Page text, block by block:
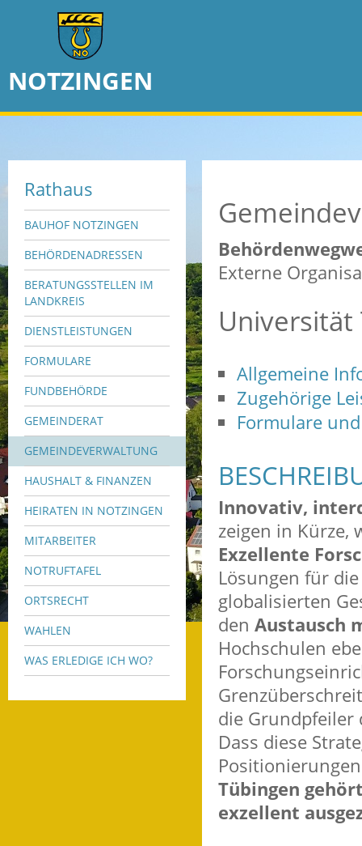
NOTZINGEN
Rathaus
BAUHOF NOTZINGEN
BEHÖRDENADRESSEN
BERATUNGSSTELLEN IM
LANDKREIS
DIENSTLEISTUNGEN
FORMULARE
FUNDBEHÖRDE
GEMEINDERAT
GEMEINDEVERWALTUNG
HAUSHALT & FINANZEN
HEIRATEN IN NOTZINGEN
MITARBEITER
NOTRUFTAFEL
ORTSRECHT
WAHLEN
WAS ERLEDIGE ICH WO?
Externe
Universität
Allgemeine
Zugehörige
Formulare
Innovativ,
zeigen in Kürze,
Exzellente
Lösungen für
globalisierten
den Austausch
Hochschulen
die Grundpfeiler
Dass diese
Tübingen
exzellent